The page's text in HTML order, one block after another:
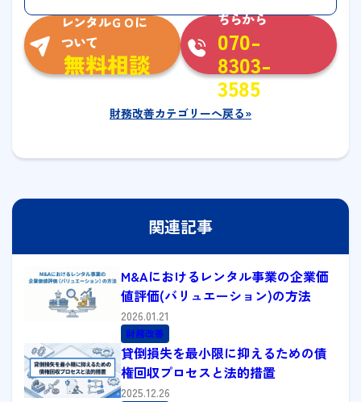
レンタルＧＯに
ついて
無料相談
ちらから
070-
8303-
3585
財務改善カテゴリーへ戻る»
関連記事
M&Aにおけるレンタル事業の企業価
値評価(バリュエーション)の方法
2026.01.21
財務改善
貸倒損失を最小限に抑えるための債
権回収プロセスと法的措置
2025.12.26